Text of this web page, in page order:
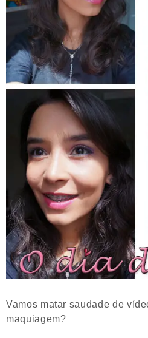
Vamos matar saudade de
maquiagem?